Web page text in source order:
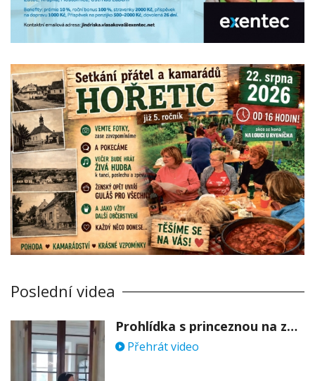
Poslední videa
Prohlídka s princeznou na zámku Stekník
Přehrát video